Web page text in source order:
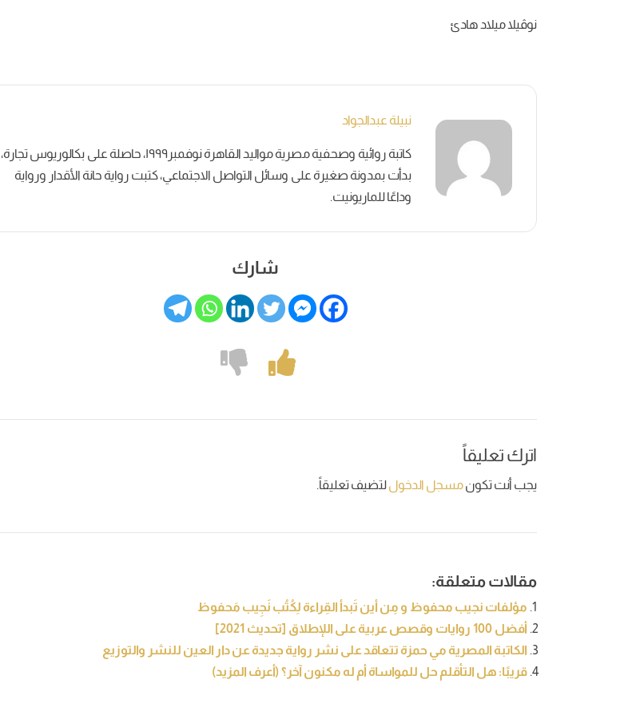
نوڤيلا ميلاد هادئ
نبيلة عبدالجواد
كاتبة روائية وصحفية مصرية مواليد القاهرة نوفمبر١٩٩٩، حاصلة على بكالوريوس تجارة،
بدأت بمدونة صغيرة على وسائل التواصل الاجتماعي، كتبت رواية حانة الأقدار ورواية
وداعًا للماريونيت.
شارك
اترك تعليقاً
يجب أنت تكونمسجل الدخوللتضيف تعليقاً.
مقالات متعلقة:
مؤلفات نجيب محفوظ و مِن أين تَبدأ القِراءة لِكُتُب نَجِيب مَحفوظ
أفضل 100 روايات وقصص عربية على اللإطلاق [تحديث 2021]
الكاتبة المصرية مي حمزة تتعاقد على نشر رواية جديدة عن دار العين للنشر والتوزيع
قريبًا: هل التأقلم حل للمواساة أم له مكنون آخر؟ (أعرف المزيد)